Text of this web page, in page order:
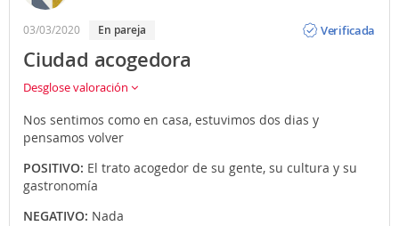
03/03/2020 En pareja
Verificada
Ciudad acogedora
Desglose valoración
Nos sentimos como en casa, estuvimos dos dias y
pensamos volver
POSITIVO: El trato acogedor de su gente, su cultura y su
gastronomía
NEGATIVO: Nada